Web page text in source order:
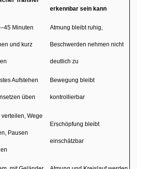
erkennbar sein kann
Minuten
und kurz
Atmung bleibt ruhig,
Beschwerden nehmen nicht
deutlich zu
Aufstehen
üben
Bewegung bleibt
kontrollierbar
verteilen, Wege
Pausen
Erschöpfung bleibt
einschätzbar